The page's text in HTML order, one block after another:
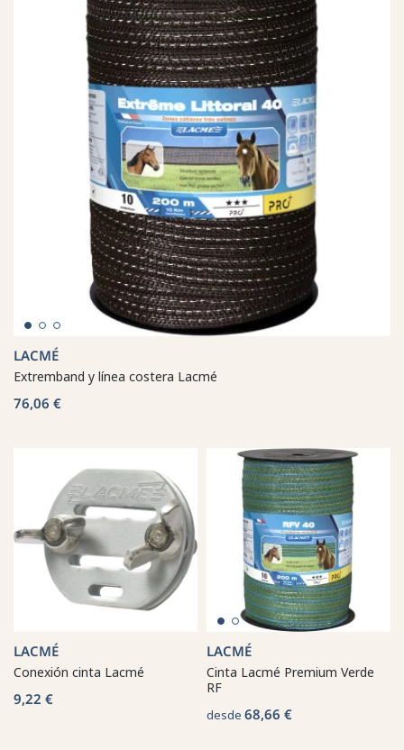
LACMÉ
Extremband y línea costera Lacmé
76,06 €
LACMÉ
Conexión cinta Lacmé
9,22 €
LACMÉ
Cinta Lacmé Premium Verde
RF
desde 68,66 €